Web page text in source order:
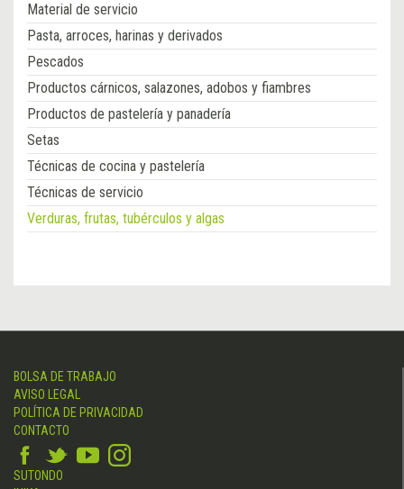
Material de servicio
Pasta, arroces, harinas y derivados
Pescados
Productos cárnicos, salazones, adobos y fiambres
Productos de pastelería y panadería
Setas
Técnicas de cocina y pastelería
Técnicas de servicio
Verduras, frutas, tubérculos y algas
BOLSA DE TRABAJO
AVISO LEGAL
POLÍTICA DE PRIVACIDAD
CONTACTO
SUTONDO